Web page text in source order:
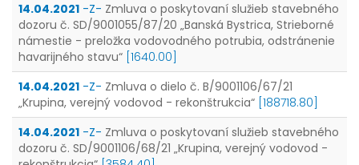
14.04.2021 -Z- Zmluva o poskytovaní služieb stavebného
dozoru č. SD/9001055/87/20 „Banská Bystrica, Strieborné
námestie - preložka vodovodného potrubia, odstránenie
havarijného stavu“ [1640.00]
14.04.2021 -Z- Zmluva o dielo č. B/9001106/67/21
„Krupina, verejný vodovod - rekonštrukcia“ [188718.80]
14.04.2021 -Z- Zmluva o poskytovaní služieb stavebného
dozoru č. SD/9001106/68/21 „Krupina, verejný vodovod -